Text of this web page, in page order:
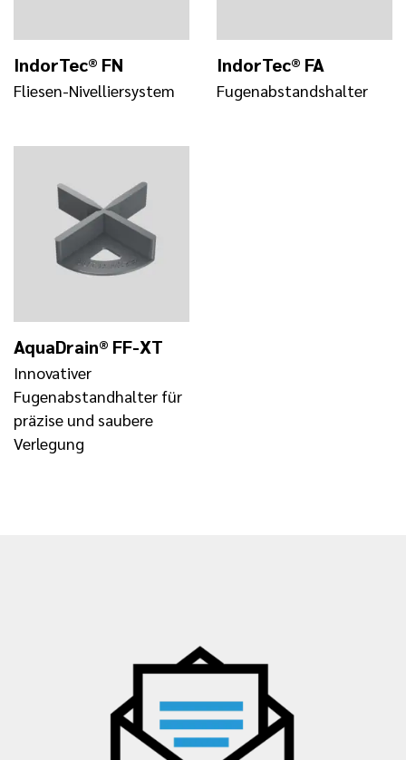
IndorTec® FN
Fliesen-Nivelliersystem
IndorTec® FA
Fugenabstandshalter
AquaDrain® FF-XT
Innovativer
Fugenabstandhalter für
präzise und saubere
Verlegung